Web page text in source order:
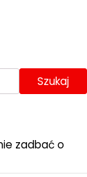
Szukaj
zadbać o